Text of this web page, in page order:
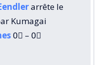
arrête le
Kumagai
0⃣ – 0⃣